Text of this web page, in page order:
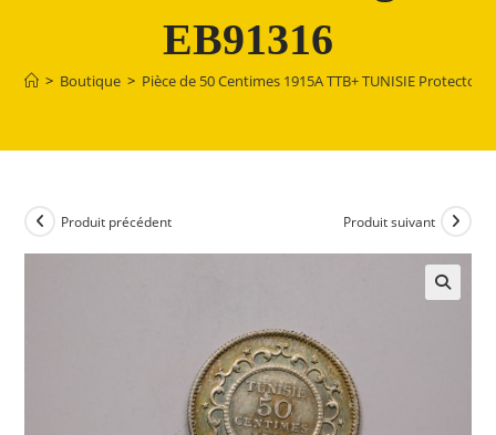
EB91316
> Boutique > Pièce de 50 Centimes 1915A TTB+ TUNISIE
Produit précédent Produit suivant